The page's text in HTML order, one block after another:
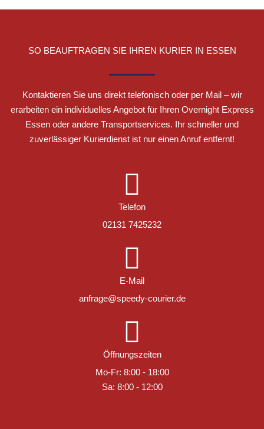
SO BEAUFTRAGEN SIE IHREN KURIER IN ESSEN
Kontaktieren Sie uns direkt telefonisch oder per Mail – wir
erarbeiten ein individuelles Angebot für Ihren Overnight Express
Essen oder andere Transportservices. Ihr schneller und
zuverlässiger Kurierdienst ist nur einen Anruf entfernt!
Telefon
02131 7425232
E-Mail
anfrage@speedy-courier.de
Öffnungszeiten
Mo-Fr: 8:00 - 18:00
Sa: 8:00 - 12:00